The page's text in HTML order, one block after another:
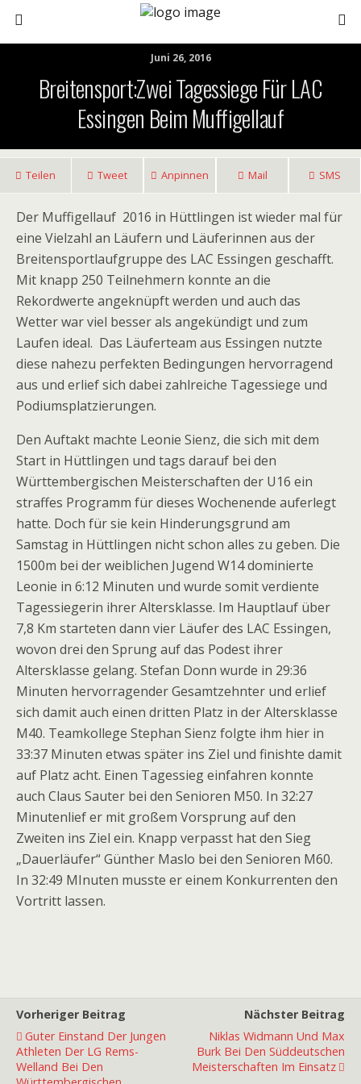
Juni 26, 2016
Breitensport:Zwei Tagessiege Für LAC
Essingen Beim Muffigellauf
Teilen Tweet Anpinnen Mail SMS
Der Muffigellauf 2016 in Hüttlingen ist wieder mal für
eine Vielzahl an Läufern und Läuferinnen aus der
Breitensportlaufgruppe des LAC Essingen geschafft.
Mit knapp 250 Teilnehmern konnte an die
Rekordwerte angeknüpft werden und auch das
Wetter war viel besser als angekündigt und zum
Laufen ideal. Das Läuferteam aus Essingen nutzte
diese nahezu perfekten Bedingungen hervorragend
aus und erlief sich dabei zahlreiche Tagessiege und
Podiumsplatzierungen.
Den Auftakt machte Leonie Sienz, die sich mit dem
Start in Hüttlingen und tags darauf bei den
Württembergischen Meisterschaften der U16 ein
straffes Programm für dieses Wochenende auferlegt
hatte. Doch für sie kein Hinderungsgrund am
Samstag in Hüttlingen nicht schon alles zu geben. Die
1500m bei der weiblichen Jugend W14 dominierte
Leonie in 6:12 Minuten und wurde somit verdiente
Tagessiegerin ihrer Altersklasse. Im Hauptlauf über
7,8 Km starteten dann vier Läufer des LAC Essingen,
wovon drei den Sprung auf das Podest ihrer
Altersklasse gelang. Stefan Donn wurde in 29:36
Minuten hervorragender Gesamtzehnter und erlief
sich damit auch einen dritten Platz in der Altersklasse
M40. Teamkollege Stephan Sienz folgte ihm hier in
33:37 Minuten etwas später ins Ziel und finishte damit
auf Platz acht. Einen Tagessieg einfahren konnte
auch Claus Sauter bei den Senioren M50. In 32:27
Minutenlief er mit großem Vorsprung auf den
Zweiten ins Ziel ein. Knapp verpasst hat den Sieg
„Dauerläufer“ Günther Maslo bei den Senioren M60.
In 32:49 MInuten musste er einem Konkurrenten den
Vortritt lassen.
Vorheriger Beitrag
Guter Einstand Der Jungen
Athleten Der LG Rems-
Welland Bei Den
Nächster Beitrag
Niklas Widmann Und Max
Burk Bei Den Süddeutschen
Meisterschaften Im Einsatz